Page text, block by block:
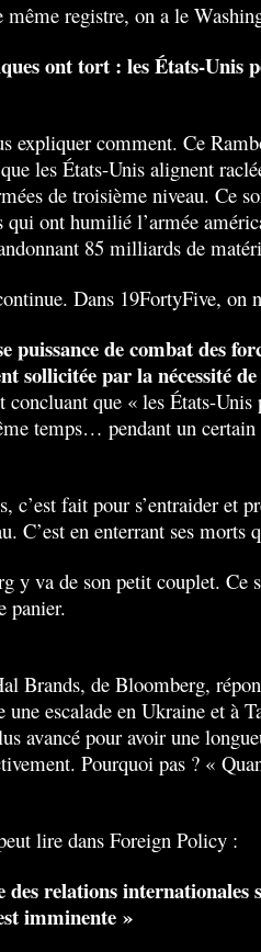
même registre, on a le
ont tort : les États-Unis
expliquer comment. Ce
les États-Unis alignent
de troisième niveau. Ce
qui ont humilié l’armée
85 milliards de
Dans 19FortyFive, on
puissance de combat des
sollicitée par la nécessité
concluant que « les États-
temps… pendant un certain
c’est fait pour s’entraider et
C’est en enterrant ses morts
y va de son petit couplet. Ce
panier.
Brands, de Bloomberg,
une escalade en Ukraine et à
avancé pour avoir une
Pourquoi pas ? «
lire dans Foreign Policy :
relations internationales
imminente »